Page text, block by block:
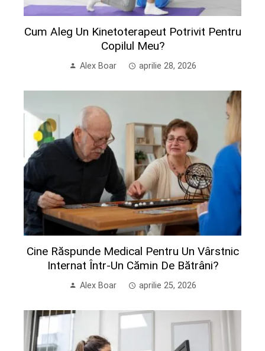
Cum Aleg Un Kinetoterapeut Potrivit Pentru
Copilul Meu?
Alex Boar aprilie 28, 2026
Cine Răspunde Medical Pentru Un Vârstnic
Internat Într-Un Cămin De Bătrâni?
Alex Boar aprilie 25, 2026